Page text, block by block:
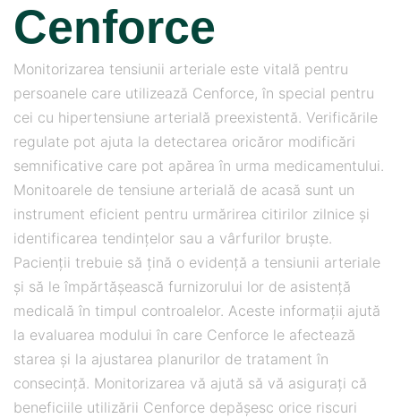
Cenforce
Monitorizarea tensiunii arteriale este vitală pentru
persoanele care utilizează Cenforce, în special pentru
cei cu hipertensiune arterială preexistentă. Verificările
regulate pot ajuta la detectarea oricăror modificări
semnificative care pot apărea în urma medicamentului.
Monitoarele de tensiune arterială de acasă sunt un
instrument eficient pentru urmărirea citirilor zilnice și
identificarea tendințelor sau a vârfurilor bruște.
Pacienții trebuie să țină o evidență a tensiunii arteriale
și să le împărtășească furnizorului lor de asistență
medicală în timpul controalelor. Aceste informații ajută
la evaluarea modului în care Cenforce le afectează
starea și la ajustarea planurilor de tratament în
consecință. Monitorizarea vă ajută să vă asigurați că
beneficiile utilizării Cenforce depășesc orice riscuri